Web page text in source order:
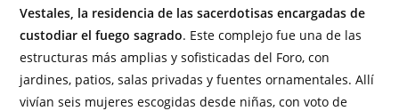
Vestales, la residencia de las sacerdotisas encargadas de
custodiar el fuego sagrado. Este complejo fue una de las
estructuras más amplias y sofisticadas del Foro, con
jardines, patios, salas privadas y fuentes ornamentales. Allí
vivían seis mujeres escogidas desde niñas, con voto de